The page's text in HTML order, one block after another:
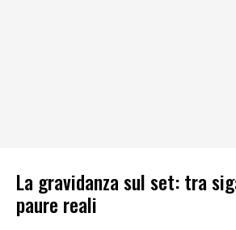
La gravidanza sul set: tra
paure reali